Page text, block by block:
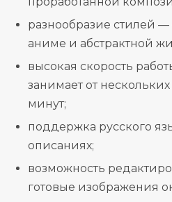
разнообразие стилей
аниме и абстрактной
высокая скорость
занимает от
минут;
поддержка русского
описаниях;
возможность
готовые изображения